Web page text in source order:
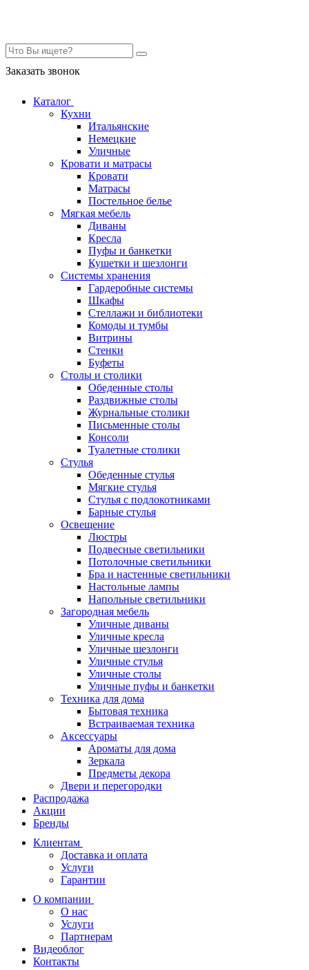
Заказать звонок
Каталог
Кухни
Итальянские
Немецкие
Уличные
Кровати и матрасы
Кровати
Матрасы
Постельное белье
Мягкая мебель
Диваны
Кресла
Пуфы и банкетки
Кушетки и шезлонги
Системы хранения
Гардеробные системы
Шкафы
Стеллажи и библиотеки
Комоды и тумбы
Витрины
Стенки
Буфеты
Столы и столики
Обеденные столы
Раздвижные столы
Журнальные столики
Письменные столы
Консоли
Туалетные столики
Стулья
Обеденные стулья
Мягкие стулья
Стулья с подлокотниками
Барные стулья
Освещение
Люстры
Подвесные светильники
Потолочные светильники
Бра и настенные светильники
Настольные лампы
Напольные светильники
Загородная мебель
Уличные диваны
Уличные кресла
Уличные шезлонги
Уличные стулья
Уличные столы
Уличные пуфы и банкетки
Техника для дома
Бытовая техника
Встраиваемая техника
Аксессуары
Ароматы для дома
Зеркала
Предметы декора
Двери и перегородки
Распродажа
Акции
Бренды
Клиентам
Доставка и оплата
Услуги
Гарантии
О компании
О нас
Услуги
Партнерам
Видеоблог
Контакты